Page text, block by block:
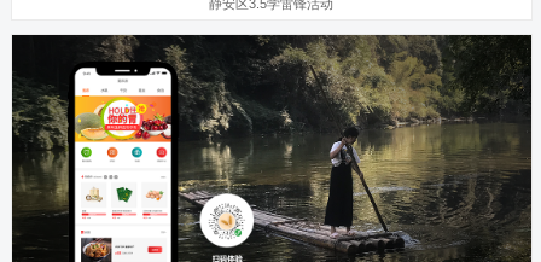
静安区3.5学雷锋活动